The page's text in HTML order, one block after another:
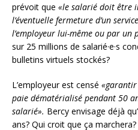
prévoit que «le salarié doit être
l’éventuelle fermeture d’un
l’employeur lui-même ou par un
sur 25 millions de salarié·e·s
bulletins virtuels stockés?
L’employeur est censé
paie dématérialisé pendant 50
salarié». Bercy envisage déjà
ans? Qui croit que ça marchera?